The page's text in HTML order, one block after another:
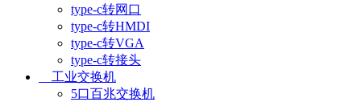
type-c转网口
type-c转HMDI
type-c转VGA
type-c转接头
工业交换机
5口百兆交换机